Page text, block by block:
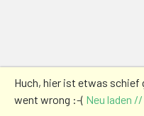
Huch, hier ist etwas schief
went wrong :-( Neu laden